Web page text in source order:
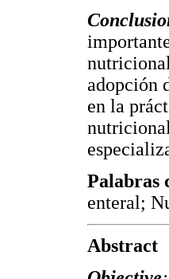
adopción
en la
Palabras
enteral;
Abstract